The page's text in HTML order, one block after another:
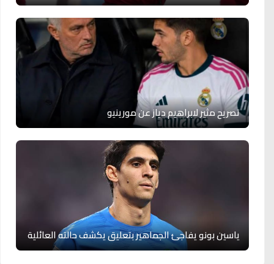
تصريح مثير لابراهيم دياز عن مورينيو
ياسين بونو يفاجئ الجماهير بتعليق يكشف حالته العائلية